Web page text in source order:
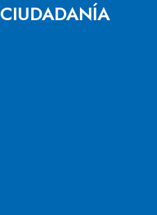
CIUDADANÍA